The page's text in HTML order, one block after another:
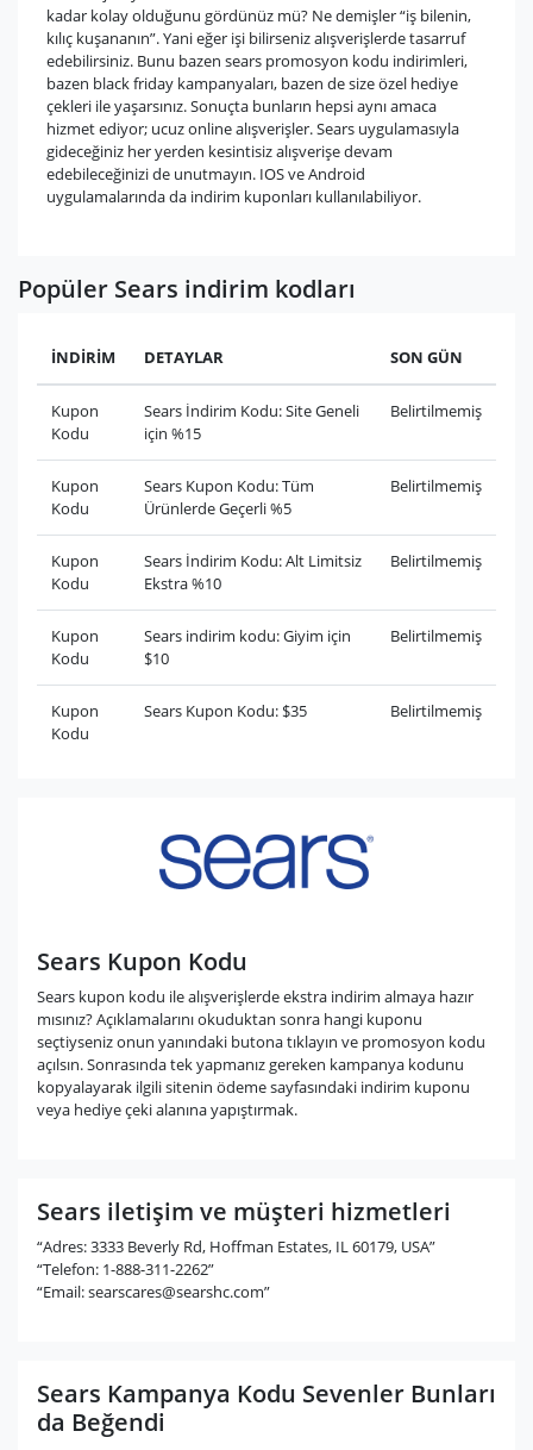
kadar kolay olduğunu gördünüz mü? Ne demişler “iş bilenin,
kılıç kuşananın”. Yani eğer işi bilirseniz alışverişlerde tasarruf
edebilirsiniz. Bunu bazen sears promosyon kodu indirimleri,
bazen black friday kampanyaları, bazen de size özel hediye
çekleri ile yaşarsınız. Sonuçta bunların hepsi aynı amaca
hizmet ediyor; ucuz online alışverişler. Sears uygulamasıyla
gideceğiniz her yerden kesintisiz alışverişe devam
edebileceğinizi de unutmayın. IOS ve Android
uygulamalarında da indirim kuponları kullanılabiliyor.
Popüler Sears indirim kodları
İNDİRİM DETAYLAR SON GÜN
Kupon
Kodu
Sears İndirim Kodu: Site Geneli
için %15
Belirtilmemiş
Kupon
Kodu
Sears Kupon Kodu: Tüm
Ürünlerde Geçerli %5
Belirtilmemiş
Kupon
Kodu
Sears İndirim Kodu: Alt Limitsiz
Ekstra %10
Belirtilmemiş
Kupon
Kodu
Sears indirim kodu: Giyim için
$10
Belirtilmemiş
Kupon
Kodu
Sears Kupon Kodu: $35 Belirtilmemiş
Sears Kupon Kodu
Sears kupon kodu ile alışverişlerde ekstra indirim almaya hazır
mısınız? Açıklamalarını okuduktan sonra hangi kuponu
seçtiyseniz onun yanındaki butona tıklayın ve promosyon kodu
açılsın. Sonrasında tek yapmanız gereken kampanya kodunu
kopyalayarak ilgili sitenin ödeme sayfasındaki indirim kuponu
veya hediye çeki alanına yapıştırmak.
Sears iletişim ve müşteri hizmetleri
“Adres: 3333 Beverly Rd, Hoffman Estates, IL 60179, USA”
“Telefon: 1-888-311-2262”
“Email:searscares@searshc.com”
Sears Kampanya Kodu Sevenler Bunları
da Beğendi